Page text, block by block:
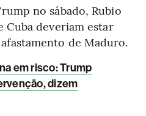
no sábado, Rubio
Cuba deveriam estar
de Maduro.
em risco: Trump
dizem